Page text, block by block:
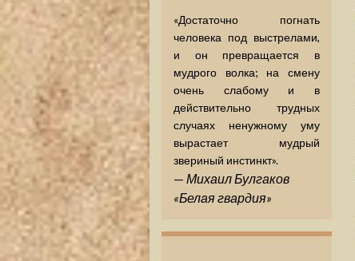
«Достаточно погнать
человека под выстрелами,
и он превращается в
мудрого волка; на смену
очень слабому и в
действительно трудных
случаях ненужному уму
вырастает мудрый
звериный инстинкт».
— Михаил Булгаков
«Белая гвардия»